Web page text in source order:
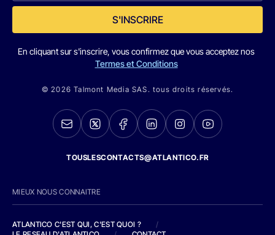
S'INSCRIRE
En cliquant sur s'inscrire, vous confirmez que vous acceptez nos
Termes et Conditions
© 2026 Talmont Media SAS. tous droits réservés.
TOUSLESCONTACTS@ATLANTICO.FR
MIEUX NOUS CONNAITRE
ATLANTICO C'EST QUI, C'EST QUOI ?
/